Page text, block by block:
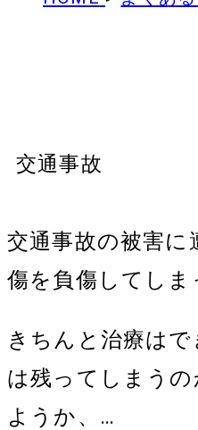
交通事故
交通事故の被害に
傷を負傷してしま
きちんと治療は
は残ってしまう
ようか、…